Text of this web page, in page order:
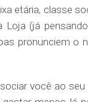
etária, classe
Loja (já
pronunciem o
você ao seu